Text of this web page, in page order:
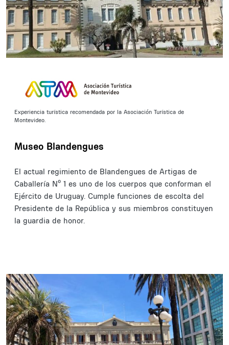
Experiencia turística recomendada por la Asociación Turística de
Montevideo.
Museo Blandengues
El actual regimiento de Blandengues de Artigas de
Caballería Nº 1 es uno de los cuerpos que conforman el
Ejército de Uruguay. Cumple funciones de escolta del
Presidente de la República y sus miembros constituyen
la guardia de honor.